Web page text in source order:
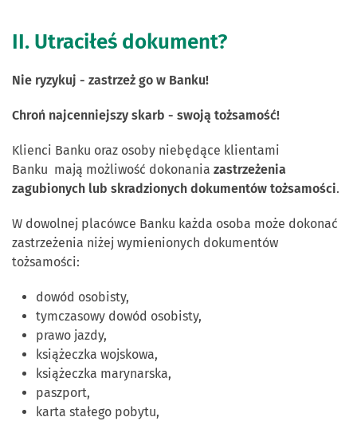
II. Utraciłeś dokument?
Nie ryzykuj - zastrzeż go w Banku!
Chroń najcenniejszy skarb - swoją tożsamość!
Klienci Banku oraz osoby niebędące klientami
Banku mają możliwość dokonania zastrzeżenia
zagubionych lub skradzionych dokumentów tożsamości.
W dowolnej placówce Banku każda osoba może dokonać
zastrzeżenia niżej wymienionych dokumentów
tożsamości:
dowód osobisty,
tymczasowy dowód osobisty,
prawo jazdy,
książeczka wojskowa,
książeczka marynarska,
paszport,
karta stałego pobytu,